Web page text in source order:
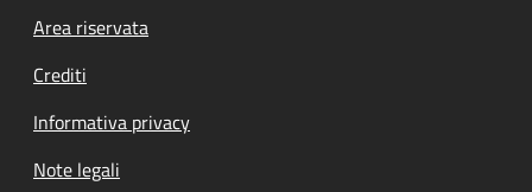
Footer menu
Area riservata
Crediti
Informativa privacy
Note legali